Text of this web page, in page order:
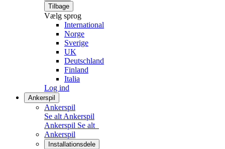
Tilbage
Vælg sprog
International
Norge
Sverige
UK
Deutschland
Finland
Italia
Log ind
Ankerspil
Ankerspil
Se alt Ankerspil
Ankerspil Se alt
Ankerspil
Installationsdele